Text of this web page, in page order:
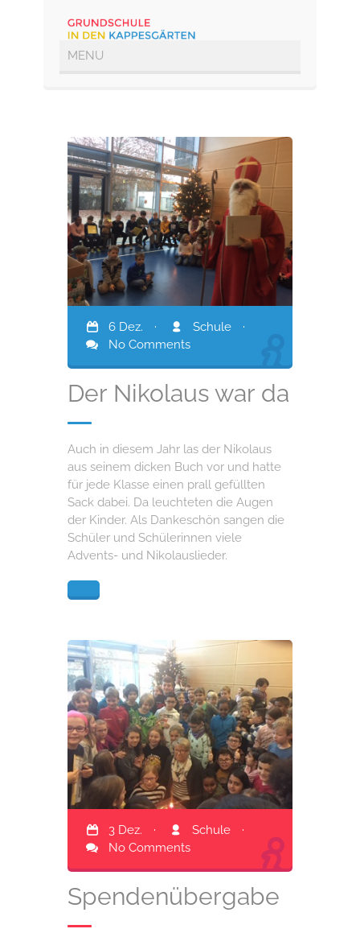
6 Dez. · Schule
·
No Comments
Der Nikolaus war da
Auch in diesem Jahr las der Nikolaus
aus seinem dicken Buch vor und hatte
für jede Klasse einen prall gefüllten
Sack dabei. Da leuchteten die Augen
der Kinder. Als Dankeschön sangen die
Schüler und Schülerinnen viele
Advents- und Nikolauslieder.
3 Dez. · Schule
·
No Comments
Spendenübergabe